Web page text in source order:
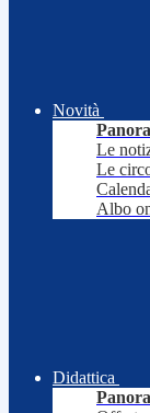
Novità
Le
Le
Albo
Didattica